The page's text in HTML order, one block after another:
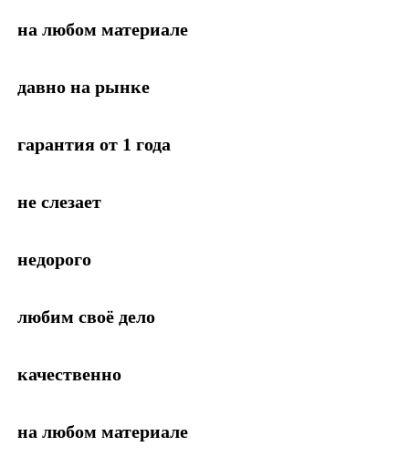
на любом материале
давно на рынке
гарантия от 1 года
не слезает
недорого
любим своё дело
качественно
на любом материале